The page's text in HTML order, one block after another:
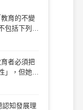
育的不變
包括下列何
者必須把
」，但她也
這便是教育
識知發展理